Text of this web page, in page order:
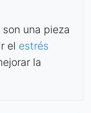
una pieza
el estrés
la